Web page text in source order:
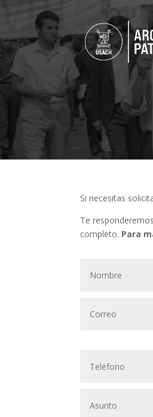
Si necesitas
Te
completo. Para